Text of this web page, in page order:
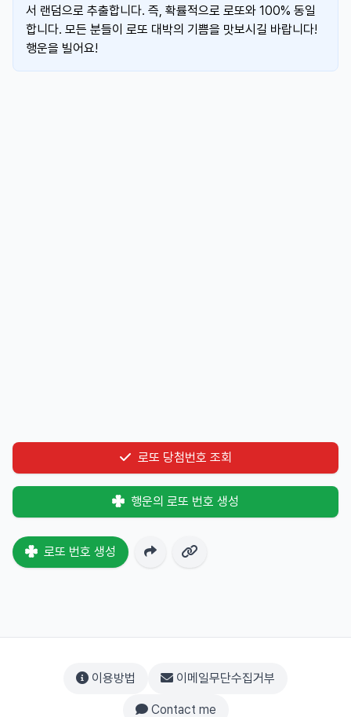
서 랜덤으로 추출합니다. 즉, 확률적으로 로또와 100% 동일
합니다. 모든 분들이 로또 대박의 기쁨을 맛보시길 바랍니다!
행운을 빌어요!
로또 당첨번호 조회
행운의 로또 번호 생성
로또 번호 생성
이용방법 이메일무단수집거부
Contact me